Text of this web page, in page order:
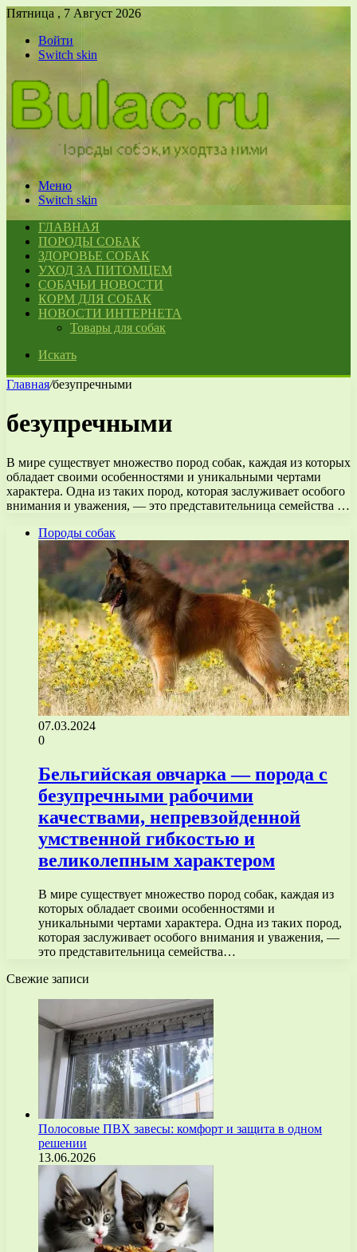
Пятница , 7 Август 2026
Войти
Switch skin
Меню
Switch skin
ГЛАВНАЯ
ПОРОДЫ СОБАК
ЗДОРОВЬЕ СОБАК
УХОД ЗА ПИТОМЦЕМ
СОБАЧЬИ НОВОСТИ
КОРМ ДЛЯ СОБАК
НОВОСТИ ИНТЕРНЕТА
Товары для собак
Искать
Главная/безупречными
безупречными
В мире существует множество пород собак, каждая из которых
обладает своими особенностями и уникальными чертами
характера. Одна из таких пород, которая заслуживает особого
внимания и уважения, — это представительница семейства …
Породы собак
07.03.2024
0
Бельгийская овчарка — порода с
безупречными рабочими
качествами, непревзойденной
умственной гибкостью и
великолепным характером
В мире существует множество пород собак, каждая из
которых обладает своими особенностями и
уникальными чертами характера. Одна из таких пород,
которая заслуживает особого внимания и уважения, —
это представительница семейства…
Свежие записи
Полосовые ПВХ завесы: комфорт и защита в одном
решении
13.06.2026